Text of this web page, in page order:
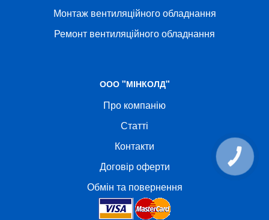
Монтаж вентиляційного обладнання
Ремонт вентиляційного обладнання
ООО "МІНКОЛД"
Про компанію
Статті
Контакти
Договір оферти
Обмін та повернення
КНОПКА
СВЯЗИ